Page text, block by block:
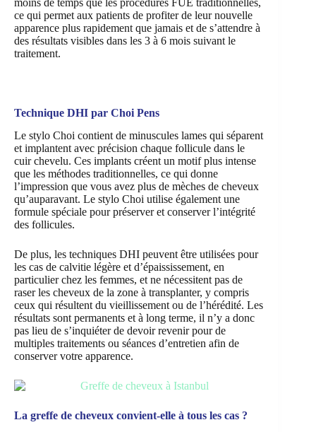
ce qui permet aux patients de profiter de leur nouvelle
apparence plus rapidement que jamais et de s’attendre à
des résultats visibles dans les 3 à 6 mois suivant le
traitement.
Technique DHI par Choi Pens
Le stylo Choi contient de minuscules lames qui séparent
et implantent avec précision chaque follicule dans le
cuir chevelu. Ces implants créent un motif plus intense
que les méthodes traditionnelles, ce qui donne
l’impression que vous avez plus de mèches de cheveux
qu’auparavant. Le stylo Choi utilise également une
formule spéciale pour préserver et conserver l’intégrité
des follicules.
De plus, les techniques DHI peuvent être utilisées pour
les cas de calvitie légère et d’épaississement, en
particulier chez les femmes, et ne nécessitent pas de
raser les cheveux de la zone à transplanter, y compris
ceux qui résultent du vieillissement ou de l’hérédité. Les
résultats sont permanents et à long terme, il n’y a donc
pas lieu de s’inquiéter de devoir revenir pour de
multiples traitements ou séances d’entretien afin de
conserver votre apparence.
La greffe de cheveux convient-elle à tous les cas ?